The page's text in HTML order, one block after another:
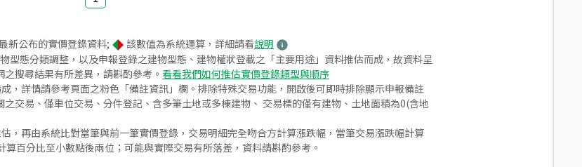
新公布的實價登錄資料; 該數值為系統運算，詳細請看說明
型態分類調整，以及申報登錄之建物型態、建物權狀登載之「主要用途」資料推估而成，故資料呈
搜尋結果有所差異，請斟酌參考。 看看我們如何推估實價登錄類型與順序
，詳情請參考頁面之粉色「備註資訊」欄。排除特殊交易功能，開啟後可即時排除顯示申報備註
交易、僅車位交易、分件登記、含多筆土地或多棟建物、 交易標的僅有建物、土地面積為0(含地
，再由系統比對當筆與前一筆實價登錄，交易明細完全吻合方計算漲跌幅，當筆交易漲跌幅計算
百分比至小數點後兩位；可能與實際交易有所落差，資料請斟酌參考。